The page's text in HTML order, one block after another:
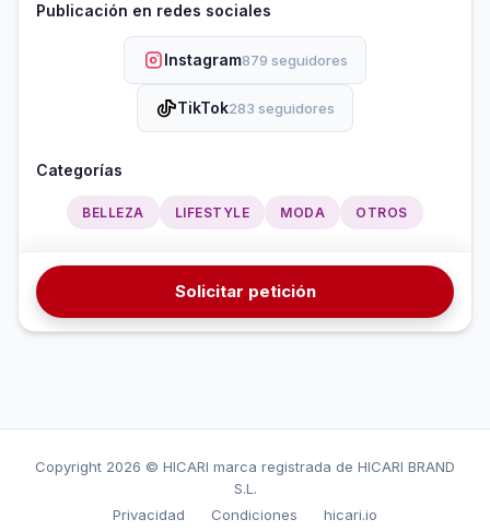
Publicación en redes sociales
Instagram879 seguidores
TikTok283 seguidores
Categorías
BELLEZA LIFESTYLE MODA OTROS
Solicitar petición
Copyright 2026 © HICARI marca registrada de HICARI BRAND
S.L.
Privacidad
Condiciones hicari.io